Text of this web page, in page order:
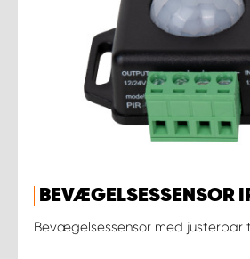
BEVÆGELSESSENSOR
Bevægelsessensor med justerbar